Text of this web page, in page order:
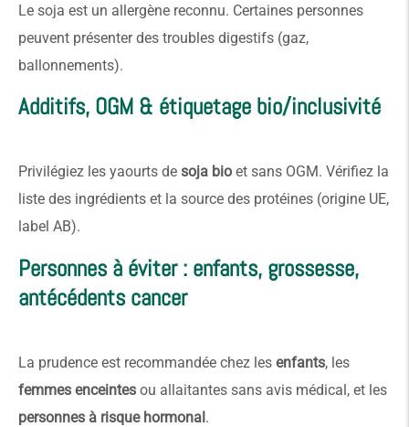
Le soja est un allergène reconnu. Certaines personnes
peuvent présenter des troubles digestifs (gaz,
ballonnements).
Additifs, OGM & étiquetage bio/inclusivité
Privilégiez les yaourts de soja bio et sans OGM. Vérifiez la
liste des ingrédients et la source des protéines (origine UE,
label AB).
Personnes à éviter : enfants, grossesse,
antécédents cancer
La prudence est recommandée chez les enfants, les
femmes enceintes ou allaitantes sans avis médical, et les
personnes à risque hormonal.